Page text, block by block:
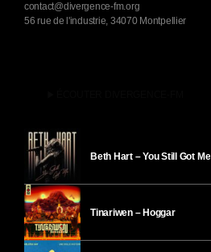
contact@divergence-fm.org
56 rue de l'industrie, 34070 Montpellier
Beth Hart – You Still Got Me
Tinariwen – Hoggar